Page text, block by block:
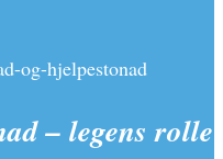
og-hjelpestonad
– legens rolle